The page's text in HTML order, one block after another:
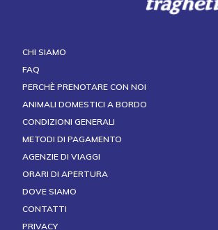
CHI SIAMO
FAQ
PERCHÈ PRENOTARE CON NOI
ANIMALI DOMESTICI A BORDO
CONDIZIONI GENERALI
METODI DI PAGAMENTO
AGENZIE DI VIAGGI
ORARI DI APERTURA
DOVE SIAMO
CONTATTI
PRIVACY